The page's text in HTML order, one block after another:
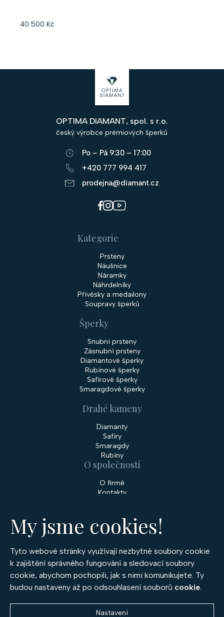
My jsme cookies!
Tyto webové stránky využívají nezbytné soubory cookie
k zajištění správného fungování a sledovací soubory
cookie, abychom pochopili, jak s nimi komunikujete. Ty
budou nastaveny až po odsouhlasení souborů cookie.
Nastavení
40 500 Kč
OPTIMA DIAMANT, spol. s r.o.
český výrobce prémiových šperků
Po – Pá 9:30 – 17:00
+420 777 994 417
prodejna@diamant.cz
Kategorie
Prsteny
Náušnice
Náramky
Náhrdelníky
Přívěsky a medailony
Soupravy šperků
Šperky
Snubní prsteny
Zásnubní prsteny
Diamantové šperky
Rubínové šperky
Safírové šperky
Smaragdové šperky
Drahé kameny
Diamanty
Safíry
Smaragdy
Rubíny
O společnosti
O firmě
Kontakty
Služby
Zakázková výroba šperků
Nakupování
Obchodní podmínky
GDPR